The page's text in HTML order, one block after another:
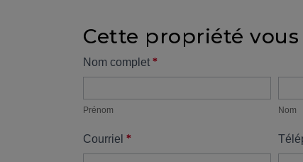
VENDRECette propriété vous
Formulaire
Nom complet *
Prénom Nom
Courriel *